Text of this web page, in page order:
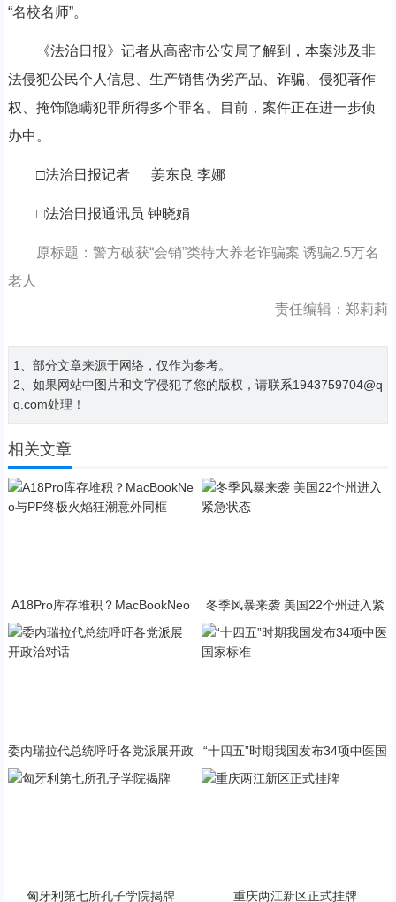
“名校名师”。
《法治日报》记者从高密市公安局了解到，本案涉及非
法侵犯公民个人信息、生产销售伪劣产品、诈骗、侵犯著作
权、掩饰隐瞒犯罪所得多个罪名。目前，案件正在进一步侦
办中。
□法治日报记者 姜东良 李娜
□法治日报通讯员 钟晓娟
原标题：警方破获“会销”类特大养老诈骗案 诱骗2.5万名
老人
责任编辑：郑莉莉
1、部分文章来源于网络，仅作为参考。
2、如果网站中图片和文字侵犯了您的版权，请联系1943759704@q
q.com处理！
相关文章
A18Pro库存堆积？MacBookNeo
与PP终极火焰狂潮意外同框
冬季风暴来袭 美国22个州进入紧
急状态
委内瑞拉代总统呼吁各党派展开政
“十四五”时期我国发布34项中医国
匈牙利第七所孔子学院揭牌 重庆两江新区正式挂牌